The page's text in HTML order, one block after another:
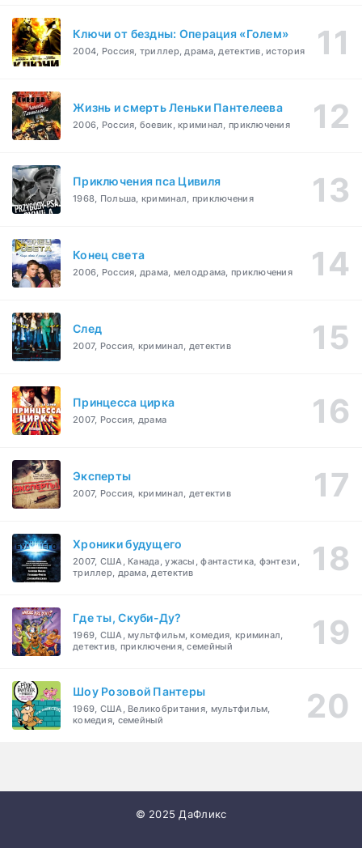
Ключи от бездны: Операция «Голем»
2004, Россия, триллер, драма, детектив, история
Жизнь и смерть Леньки Пантелеева
2006, Россия, боевик, криминал, приключения
Приключения пса Цивиля
1968, Польша, криминал, приключения
Конец света
2006, Россия, драма, мелодрама, приключения
След
2007, Россия, криминал, детектив
Принцесса цирка
2007, Россия, драма
Эксперты
2007, Россия, криминал, детектив
Хроники будущего
2007, США, Канада, ужасы, фантастика, фэнтези,
триллер, драма, детектив
Где ты, Скуби-Ду?
1969, США, мультфильм, комедия, криминал,
детектив, приключения, семейный
Шоу Розовой Пантеры
1969, США, Великобритания, мультфильм,
комедия, семейный
© 2025 ДаФликс